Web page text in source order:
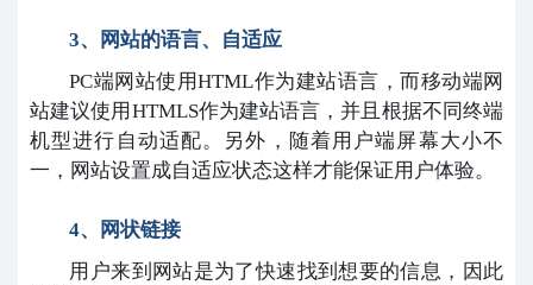
3、网站的语言、自适应
PC端网站使用HTML作为建站语言，而移动端网
站建议使用HTMLS作为建站语言，并且根据不同终端
机型进行自动适配。另外，随着用户端屏幕大小不
一，网站设置成自适应状态这样才能保证用户体验。
4、网状链接
用户来到网站是为了快速找到想要的信息，因此